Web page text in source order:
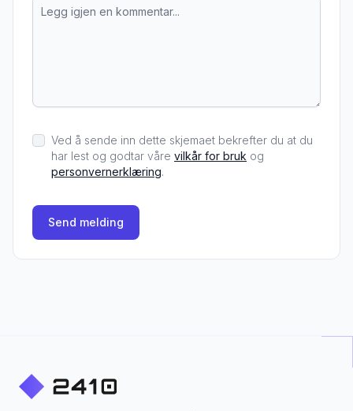
Ved å sende inn dette skjemaet bekrefter du at du
har lest og godtar våre vilkår for bruk og
personvernerklæring.
Send melding